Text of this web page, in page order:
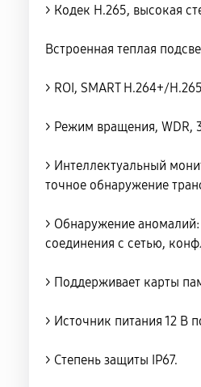
> Кодек H.265, высокая
Встроенная теплая
> ROI, SMART H.264+/
> Режим вращения, WDR,
> Интеллектуальный
точное обнаружение
> Обнаружение
соединения с сетью,
> Поддерживает карты
> Источник питания 12 В
> Степень защиты IP67.